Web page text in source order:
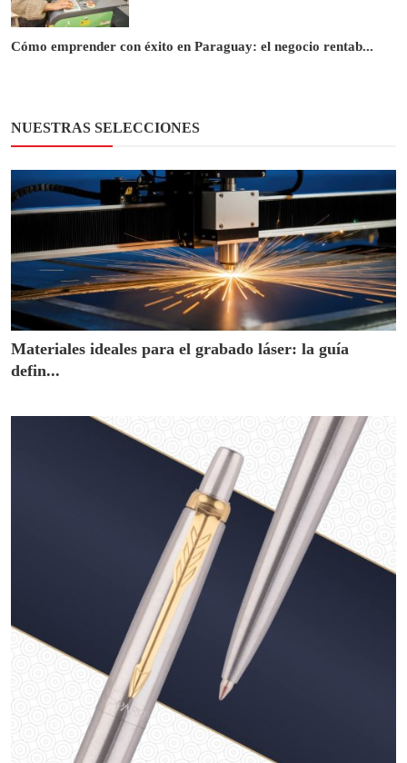
Cómo emprender con éxito en Paraguay: el negocio rentab...
NUESTRAS SELECCIONES
Materiales ideales para el grabado láser: la guía
defin...